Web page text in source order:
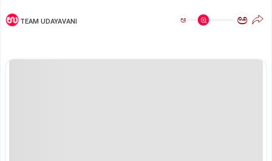
TEAM UDAYAVANI ಅ ಅ